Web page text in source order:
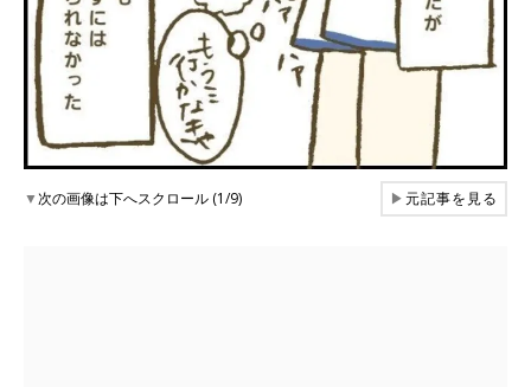
▼次の画像は下へスクロール (1/9) ▶元記事を見る